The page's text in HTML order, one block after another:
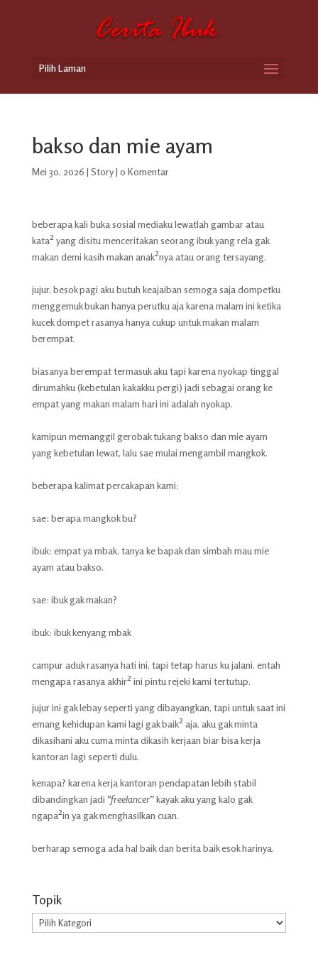
Pilih Laman
bakso dan mie ayam
Mei 30, 2026 | Story| 0 Komentar
beberapa kali buka sosial mediaku lewatlah gambar atau
kata² yang disitu menceritakan seorang ibuk yang rela gak
makan demi kasih makan anak²nya atau orang tersayang.
jujur, besok pagi aku butuh keajaiban semoga saja dompetku
menggemuk bukan hanya perutku aja karena malam ini ketika
kucek dompet rasanya hanya cukup untuk makan malam
berempat.
biasanya berempat termasuk aku tapi karena nyokap tinggal
dirumahku (kebetulan kakakku pergi) jadi sebagai orang ke
empat yang makan malam hari ini adalah nyokap.
kamipun memanggil gerobak tukang bakso dan mie ayam
yang kebetulan lewat, lalu sae mulai mengambil mangkok.
beberapa kalimat percakapan kami:
sae: berapa mangkok bu?
ibuk: empat ya mbak, tanya ke bapak dan simbah mau mie
ayam atau bakso.
sae: ibuk gak makan?
ibuk: ibuk kenyang mbak
campur aduk rasanya hati ini, tapi tetap harus ku jalani. entah
mengapa rasanya akhir² ini pintu rejeki kami tertutup.
jujur ini gak lebay seperti yang dibayangkan, tapi untuk saat ini
emang kehidupan kami lagi gak baik² aja. aku gak minta
dikasihani aku cuma minta dikasih kerjaan biar bisa kerja
kantoran lagi seperti dulu.
kenapa? karena kerja kantoran pendapatan lebih stabil
dibandingkan jadi “freelancer”kayak aku yang kalo gak
ngapa²in ya gak menghasilkan cuan.
berharap semoga ada hal baik dan berita baik esok harinya.
Topik
Topik